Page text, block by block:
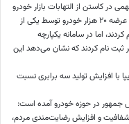
کاستن از التهابات بازار خودرو
و حذف واسطه‌ها داشت به‌طوری‌که پیش از این در ازای عرضه ۲۰ هزار خودرو توسط یکی از
کردند، اما در سامانه یکپارچه
میلیون نفر ثبت نام کردند که نشان می‌دهد این
با افزایش تولید سه برابری نسبت
جمهور در حوزه خودرو آمده است:
و افزایش رضایت‌مندی مردم،